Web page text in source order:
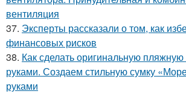
вентиляция
37. Эксперты рассказали о том, как
финансовых рисков
38. Как сделать оригинальную
руками. Создаем стильную сумку
руками